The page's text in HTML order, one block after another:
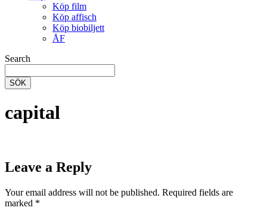
Köp film
Köp affisch
Köp biobiljett
ÅF
Search
SÖK
capital
Leave a Reply
Your email address will not be published. Required fields are
marked *